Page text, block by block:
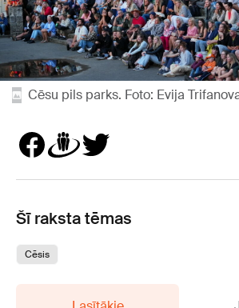
Cēsu pils parks. Foto: Evija
Šī raksta tēmas
Cēsis